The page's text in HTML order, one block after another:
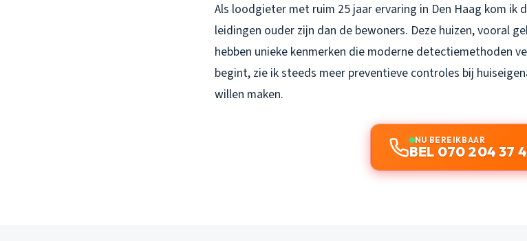
Als loodgieter met ruim 25 jaar ervaring in Den Haag kom ik
leidingen ouder zijn dan de bewoners. Deze huizen, vooral
hebben unieke kenmerken die moderne detectiemethoden
begint, zie ik steeds meer preventieve controles bij
willen maken.
NU BEREIKBAAR
BEL 070 204 37